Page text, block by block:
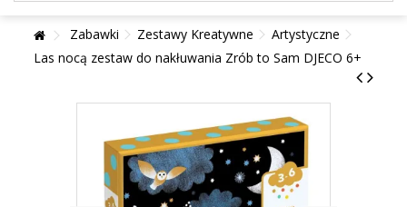
Zabawki Zestawy Kreatywne
Artystyczne
Las nocą zestaw do nakłuwania Zrób to Sam DJECO 6+